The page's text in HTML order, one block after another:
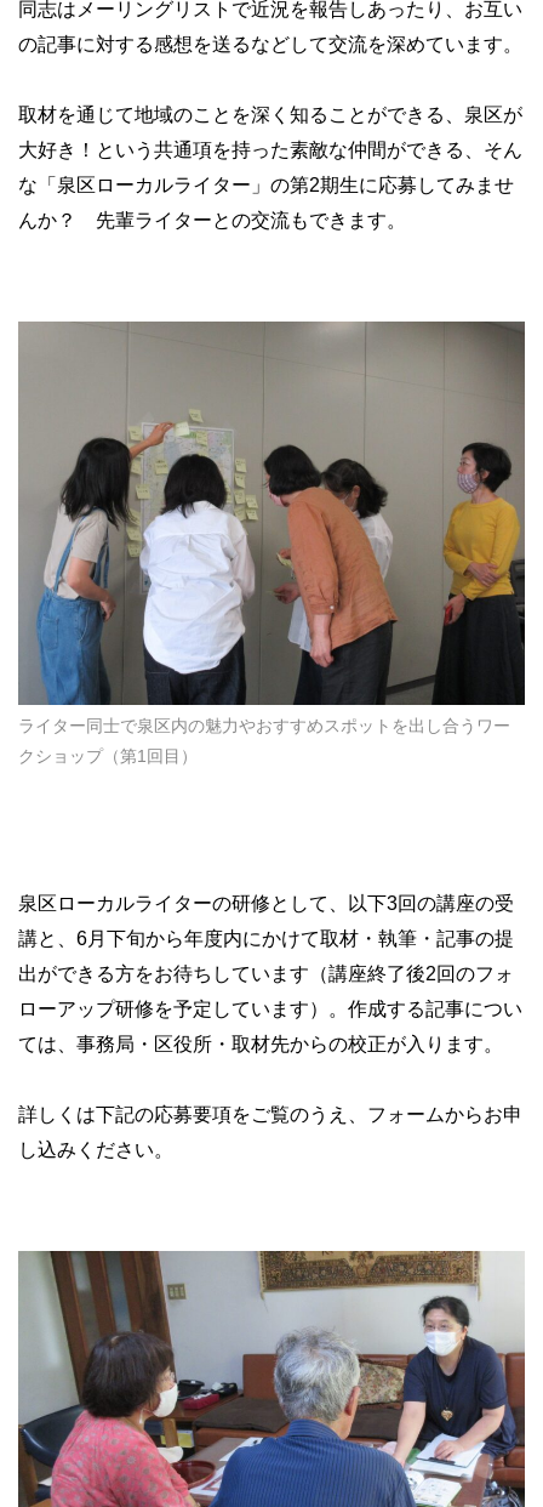
同志はメーリングリストで近況を報告しあったり、お互い
の記事に対する感想を送るなどして交流を深めています。
取材を通じて地域のことを深く知ることができる、泉区が
大好き！という共通項を持った素敵な仲間ができる、そん
な「泉区ローカルライター」の第2期生に応募してみませ
んか？ 先輩ライターとの交流もできます。
ライター同士で泉区内の魅力やおすすめスポットを出し合うワー
クショップ（第1回目）
泉区ローカルライターの研修として、以下3回の講座の受
講と、6月下旬から年度内にかけて取材・執筆・記事の提
出ができる方をお待ちしています（講座終了後2回のフォ
ローアップ研修を予定しています）。作成する記事につい
ては、事務局・区役所・取材先からの校正が入ります。
詳しくは下記の応募要項をご覧のうえ、フォームからお申
し込みください。